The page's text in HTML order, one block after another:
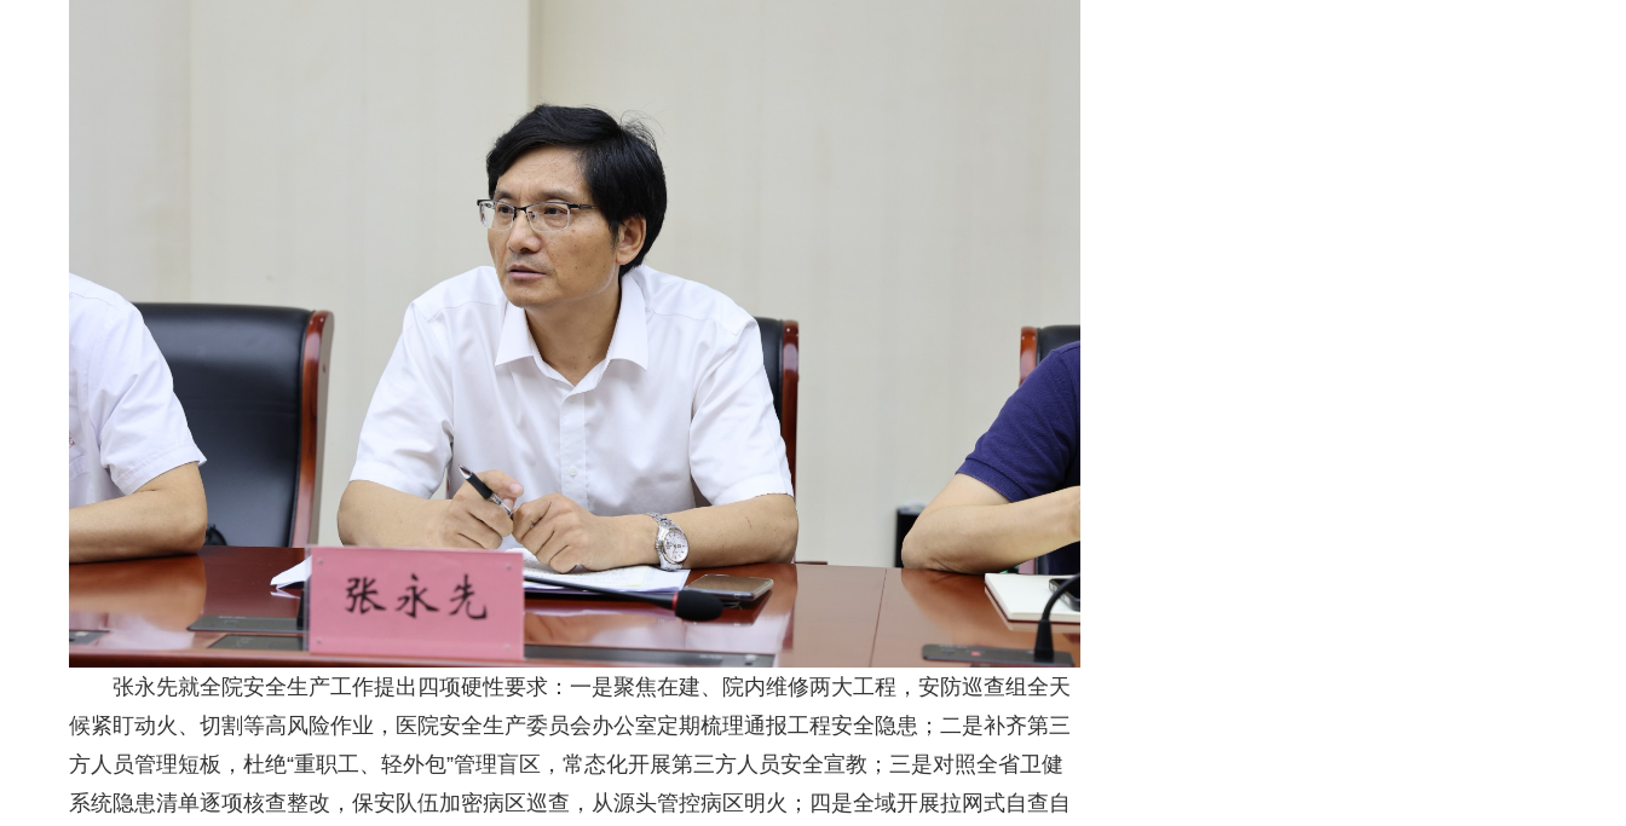
张永先就全院安全生产工作提出四项硬性要求：一是聚焦在建、院内维修两大工程，安防巡查组全天
候紧盯动火、切割等高风险作业， 医院安全生产委员会办公室定期梳理通报工程安全隐患；二是补齐第三
方人员管理短板，杜绝“重职工、轻外包”管理盲区，常态化开展第三方人员安全宣教；三是对照全省卫健
系统隐患清单逐项核查整改，保安队伍加密病区巡查，从源头管控病区明火；四是全域开展拉网式自查自